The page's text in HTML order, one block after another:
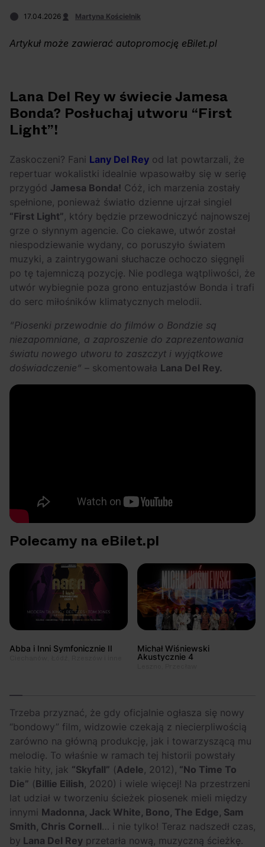
prawdziwym fanem
Chivasa?
KAMAAAN nową
inicjatywą eBilet
jednoczącą fanów
Festiwal OFF Festival 04.08.2026
OFF Festival 2026 –
nocne koncerty
warte uwagi!
High Five 04.08.2026
najciekawszych
wydarzeń w polskim
rapie [czerwiec i
lipiec 2026]
17.04.2026 Martyna Kościelnik
Artykuł może zawierać autopromocję eBilet.pl
Lana Del Rey w świecie Jamesa
Bonda? Posłuchaj utworu “First
Light”!
Zaskoczeni? Fani Lany Del Rey od lat powtarzali, że
repertuar wokalistki idealnie wpasowałby się w serię
przygód Jamesa Bonda! Cóż, ich marzenia zostały
spełnione, ponieważ światło dzienne ujrzał singiel
“First Light”, który będzie przewodniczyć najnowszej
grze o słynnym agencie. Co ciekawe, utwór został
niespodziewanie wydany, co poruszyło światem
muzyki, a zaintrygowani słuchacze ochoczo sięgnęli
po tę tajemniczą pozycję. Nie podlega wątpliwości, że
utwór wybiegnie poza grono entuzjastów Bonda i trafi
do serc miłośników klimatycznych melodii.
“Piosenki przewodnie do filmów o Bondzie są
niezapomniane, a zaproszenie do zaprezentowania
światu nowego utworu to zaszczyt i wyjątkowe
doświadczenie” – skomentowała Lana Del Rey.
Polecamy na eBilet.pl
Abba i Inni Symfonicznie II
Michał Wiśniewski
Akustycznie 4
Trzeba przyznać, że gdy oficjalnie ogłasza się nowy
“bondowy” film, widzowie czekają z niecierpliwością
zarówno na główną produkcję, jak i towarzyszącą mu
melodię. To właśnie w ramach tej historii powstały
takie hity, jak “Skyfall” (Adele , 2012), “No Time To
Die” (Billie Eilish , 2020) i wiele więcej! Na przestrzeni
lat udział w tworzeniu ścieżek piosenek mieli między
innymi Madonna, Jack White, Bono, The Edge, Sam
Smith, Chris Cornell… i nie tylko! Teraz nadszedł czas,
by Lana Del Rey przetarła nową, muzyczną ścieżkę.